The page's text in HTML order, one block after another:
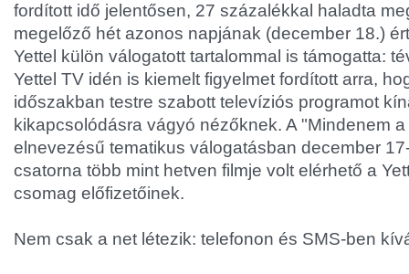
fordított idő jelentősen, 27 százalékkal haladta
megelőző hét azonos napjának (december 18.)
Yettel külön válogatott tartalommal is támogatta:
Yettel TV idén is kiemelt figyelmet fordított arra,
időszakban testre szabott televíziós programot
kikapcsolódásra vágyó nézőknek. A "Mindenem
elnevezésű tematikus válogatásban december
csatorna több mint hetven filmje volt elérhető a
csomag előfizetőinek.
Nem csak a net létezik: telefonon és SMS-ben